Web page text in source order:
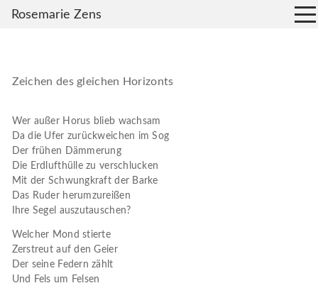
Zeichen des gleichen Horizonts
Wer außer Horus blieb wachsam
Da die Ufer zurückweichen im Sog
Der frühen Dämmerung
Die Erdlufthülle zu verschlucken
Mit der Schwungkraft der Barke
Das Ruder herumzureißen
Ihre Segel auszutauschen?
Welcher Mond stierte
Zerstreut auf den Geier
Der seine Federn zählt
Und Fels um Felsen
Rosemarie Zens